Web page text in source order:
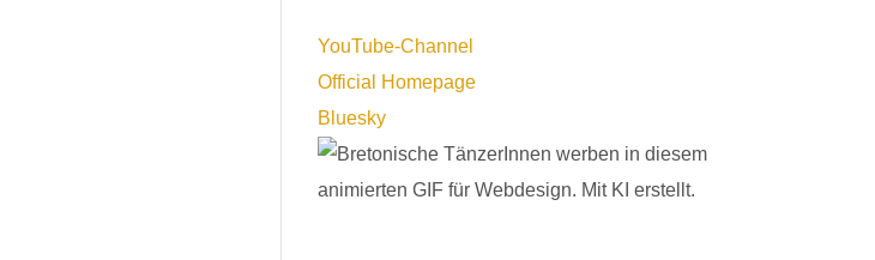
YouTube-Channel
Official Homepage
Bluesky